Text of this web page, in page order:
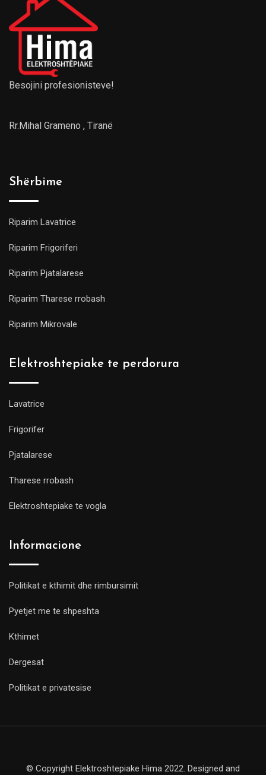
Besojini profesionisteve!
Rr.Mihal Grameno , Tiranë
Shërbime
Riparim Lavatrice
Riparim Frigoriferi
Riparim Pjatalarese
Riparim Tharese rrobash
Riparim Mikrovale
Elektroshtepiake te perdorura
Lavatrice
Frigorifer
Pjatalarese
Tharese rrobash
Elektroshtepiake te vogla
Informacione
Politikat e kthimit dhe rimbursimit
Pyetjet me te shpeshta
Kthimet
Dergesat
Politikat e privatesise
© Copyright Elektroshtepiake Hima 2022. Designed and